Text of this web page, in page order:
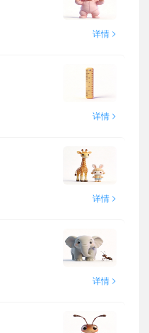
详情 >
详情 >
详情 >
详情 >